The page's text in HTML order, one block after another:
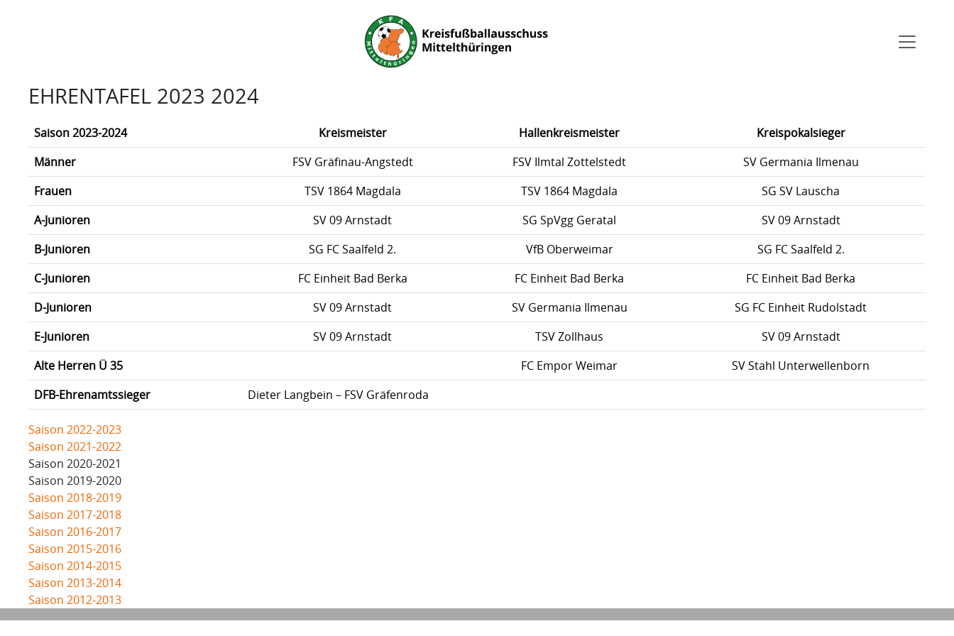
EHRENTAFEL 2023 2024
Saison 2023-2024 Kreismeister Hallenkreismeister
Kreispokalsieger
Männer
FSV Gräfinau-Angstedt FSV Ilmtal Zottelstedt
SV Germania Ilmenau
Frauen
TSV 1864 Magdala TSV 1864 Magdala
SG SV Lauscha
A-Junioren
SV 09 Arnstadt SG SpVgg Geratal
SV 09 Arnstadt
B-Junioren
SG FC Saalfeld 2. VfB Oberweimar
SG FC Saalfeld 2.
C-Junioren
FC Einheit Bad Berka FC Einheit Bad Berka
FC Einheit Bad Berka
D-Junioren
SV 09 Arnstadt SV Germania Ilmenau
SG FC Einheit Rudolstadt
E-Junioren
SV 09 Arnstadt TSV Zollhaus
SV 09 Arnstadt
Alte Herren Ü 35
FC Empor Weimar
SV Stahl Unterwellenborn
DFB-Ehrenamtssieger
Dieter Langbein – FSV Gräfenroda
Saison 2022-2023
Saison 2021-2022
Saison 2020-2021
Saison 2019-2020
Saison 2018-2019
Saison 2017-2018
Saison 2016-2017
Saison 2015-2016
Saison 2014-2015
Saison 2013-2014
Saison 2012-2013